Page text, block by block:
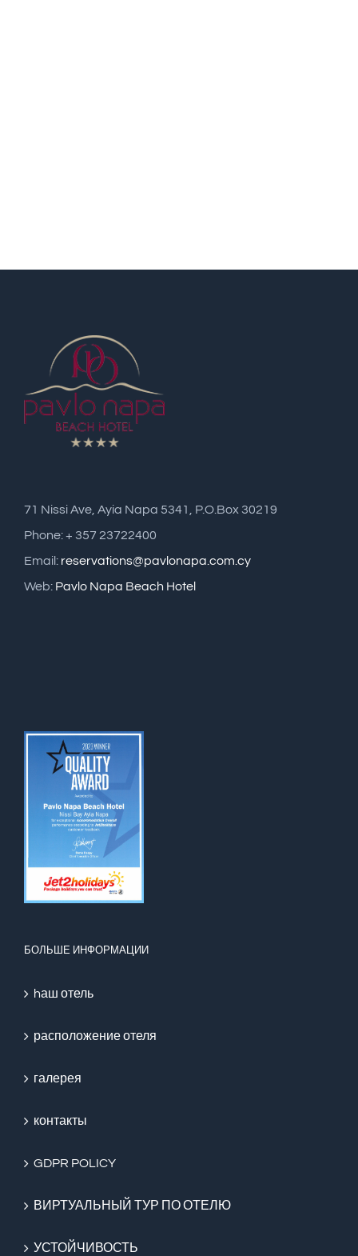
71 Nissi Ave, Ayia Napa 5341, P.O.Box 30219
Phone: + 357 23722400
Email: reservations@pavlonapa.com.cy
Web: Pavlo Napa Beach Hotel
БОЛЬШЕ ИНФОРМАЦИИ
hаш отель
расположение отеля
галерея
контакты
GDPR POLICY
ВИРТУАЛЬНЫЙ ТУР ПО ОТЕЛЮ
УСТОЙЧИВОСТЬ